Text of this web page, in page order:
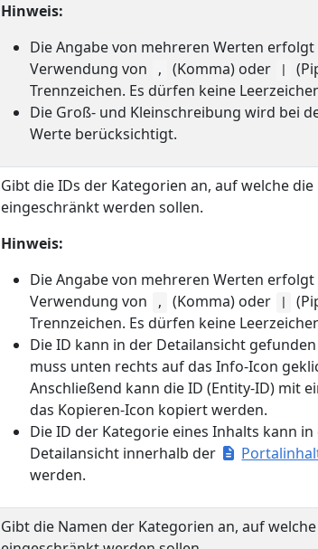
Hinweis:
Die Angabe von mehreren Werten
Verwendung von
, (Komma) oder
Trennzeichen. Es dürfen keine
Die Groß- und Kleinschreibung wird bei
Werte berücksichtigt.
Gibt die IDs der Kategorien an, auf welche die
eingeschränkt werden sollen.
Hinweis:
Die Angabe von mehreren Werten
Verwendung von
, (Komma) oder
Trennzeichen. Es dürfen keine
Die ID kann in der Detailansicht
muss unten rechts auf das Info-Icon
Anschließend kann die ID (Entity-ID) mit
das Kopieren-Icon kopiert werden.
Die ID der Kategorie eines Inhalts kann
Detailansicht innerhalb der
werden.
Gibt die Namen der Kategorien an, auf